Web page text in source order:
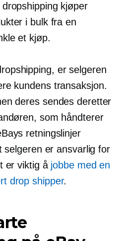
kjøper
i bulk fra en
et kjøp.
er selgeren
kundens transaksjon.
deres sendes deretter
som håndterer
retningslinjer
selgeren er ansvarlig for
er viktig å jobbe med en
drop shipper.